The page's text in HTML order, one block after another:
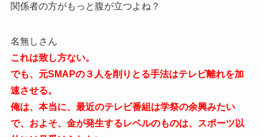
関係者の方がもっと腹が立つよね？
名無しさん
これは致し方ない。
でも、元SMAPの３人を削りとる手法はテレビ離れを加
速させる。
俺は、本当に、最近のテレビ番組は学祭の余興みたい
で、およそ、金が発生するレベルのものは、スポーツ以